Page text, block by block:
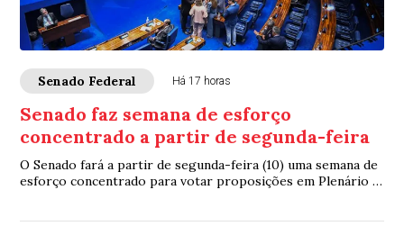
Senado Federal Há 17 horas
Senado faz semana de esforço
concentrado a partir de segunda-feira
O Senado fará a partir de segunda-feira (10) uma semana de
esforço concentrado para votar proposições em Plenário e